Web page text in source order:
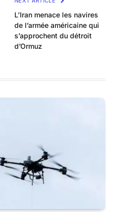
L’Iran menace les navires
de l’armée américaine qui
s’approchent du détroit
d’Ormuz